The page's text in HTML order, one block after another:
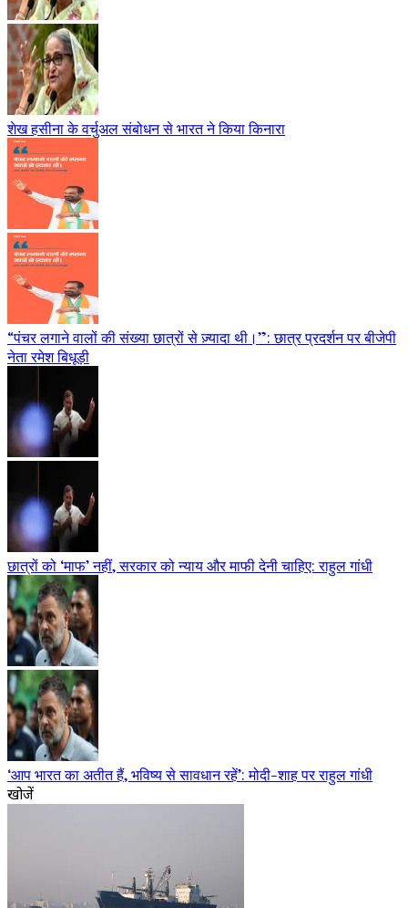
शेख हसीना के वर्चुअल संबोधन से भारत ने किया किनारा
“पंचर लगाने वालों की संख्या छात्रों से ज़्यादा थी।”: छात्र प्रदर्शन पर बीजेपी
नेता रमेश बिधूड़ी
छात्रों को ‘माफ’ नहीं, सरकार को न्याय और माफी देनी चाहिए: राहुल गांधी
‘आप भारत का अतीत हैं, भविष्य से सावधान रहें’: मोदी-शाह पर राहुल गांधी
खोजें